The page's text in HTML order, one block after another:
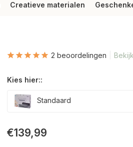
Creatieve materialen
2 beoordelingen
Kies hier::
Standaard
€139,99